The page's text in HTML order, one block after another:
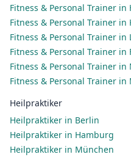
Fitness & Personal Trainer in
Fitness & Personal Trainer in
Fitness & Personal Trainer in
Fitness & Personal Trainer
Fitness & Personal Trainer
Fitness & Personal Trainer in
Heilpraktiker
Heilpraktiker in Berlin
Heilpraktiker in Hamburg
Heilpraktiker in München